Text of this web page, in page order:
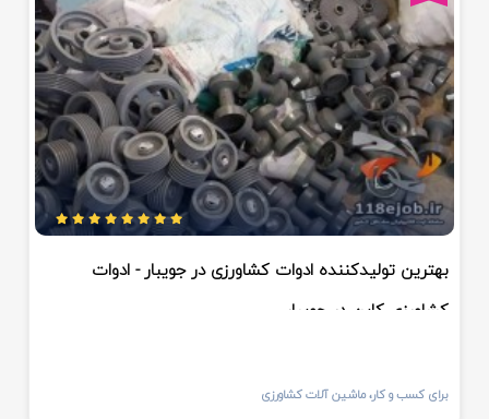
بهترین تولیدکننده ادوات کشاورزی در جویبار - ادوات
کشاورزی کاین در جویبار
برای کسب و کار، ماشین آلات کشاورزی